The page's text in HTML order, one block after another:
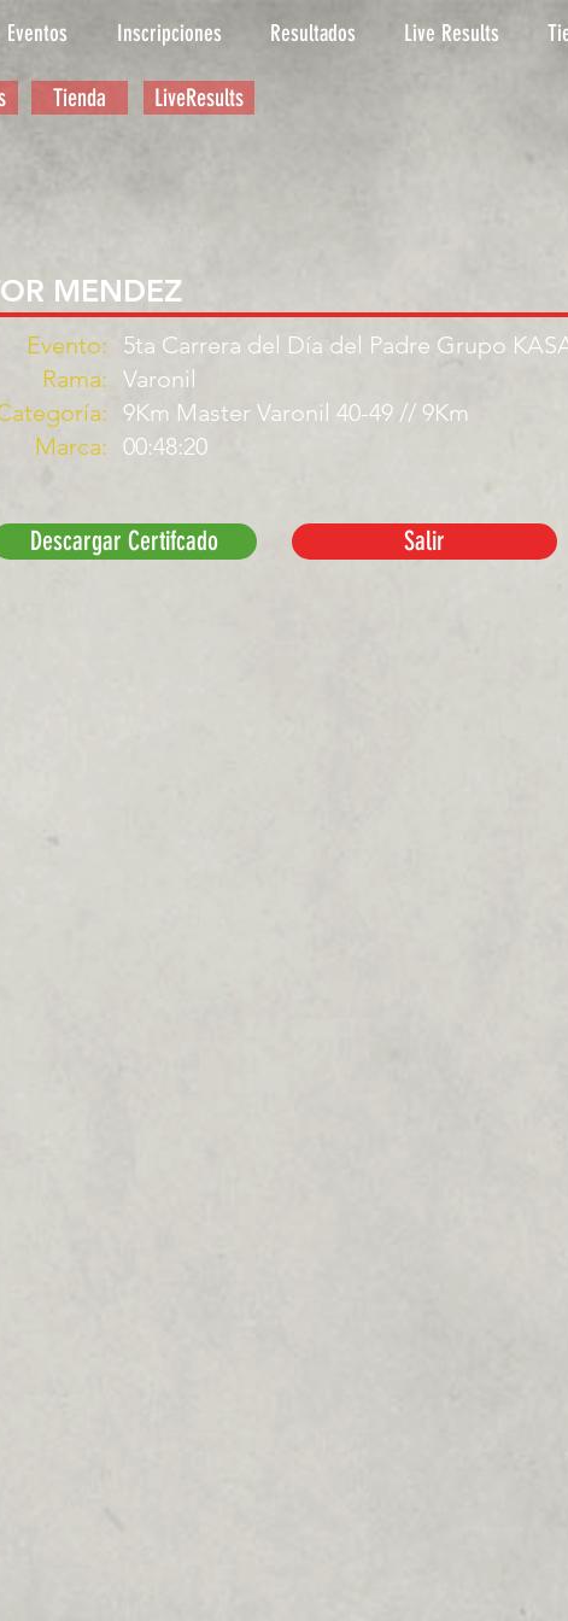
Eventos Inscripciones Resultados Live Results
Tienda LiveResults
MENDEZ
Evento:
Rama:
Marca:
5ta Carrera del Día del Padre Grupo
Varonil
9Km Master Varonil 40-49 // 9Km
00:48:20
Descargar Certifcado Salir